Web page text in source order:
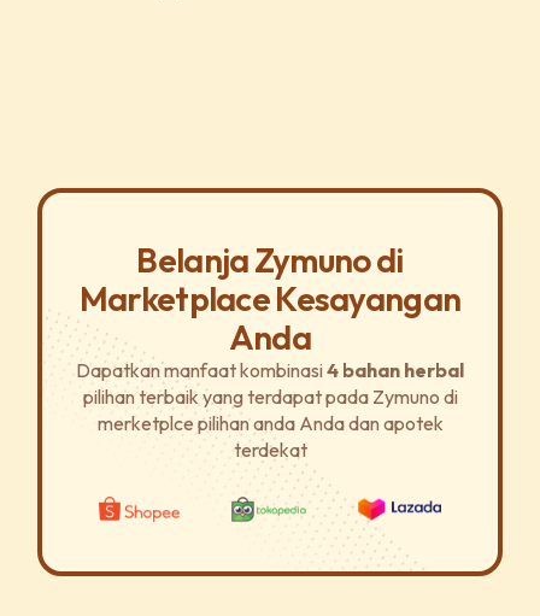
Belanja Zymuno di
Marketplace Kesayangan
Anda
Dapatkan manfaat kombinasi 4 bahan herbal
pilihan terbaik yang terdapat pada Zymuno di
merketplce pilihan anda Anda dan apotek
terdekat